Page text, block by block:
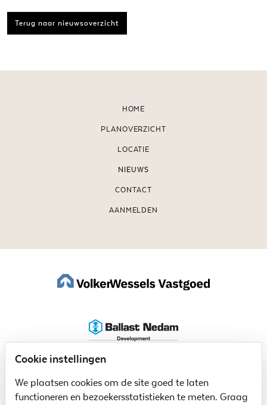
Terug naar nieuwsoverzicht
HOME
PLANOVERZICHT
LOCATIE
NIEUWS
CONTACT
AANMELDEN
Cookie instellingen
We plaatsen cookies om de site goed te laten
functioneren en bezoekersstatistieken te meten. Graag